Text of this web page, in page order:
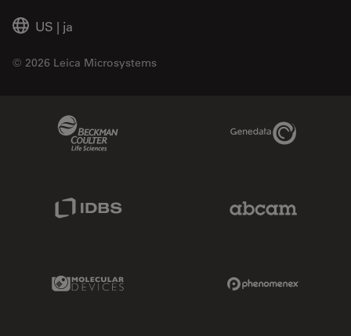
US | ja
© 2026 Leica Microsystems
Genedata Link
Molecular Devices Link